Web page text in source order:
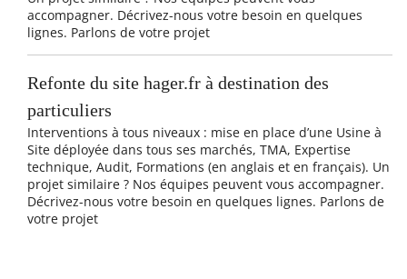
accompagner. Décrivez-nous votre besoin en quelques
lignes. Parlons de votre projet
Refonte du site hager.fr à destination des
particuliers
Interventions à tous niveaux : mise en place d’une Usine à
Site déployée dans tous ses marchés, TMA, Expertise
technique, Audit, Formations (en anglais et en français). Un
projet similaire ? Nos équipes peuvent vous accompagner.
Décrivez-nous votre besoin en quelques lignes. Parlons de
votre projet